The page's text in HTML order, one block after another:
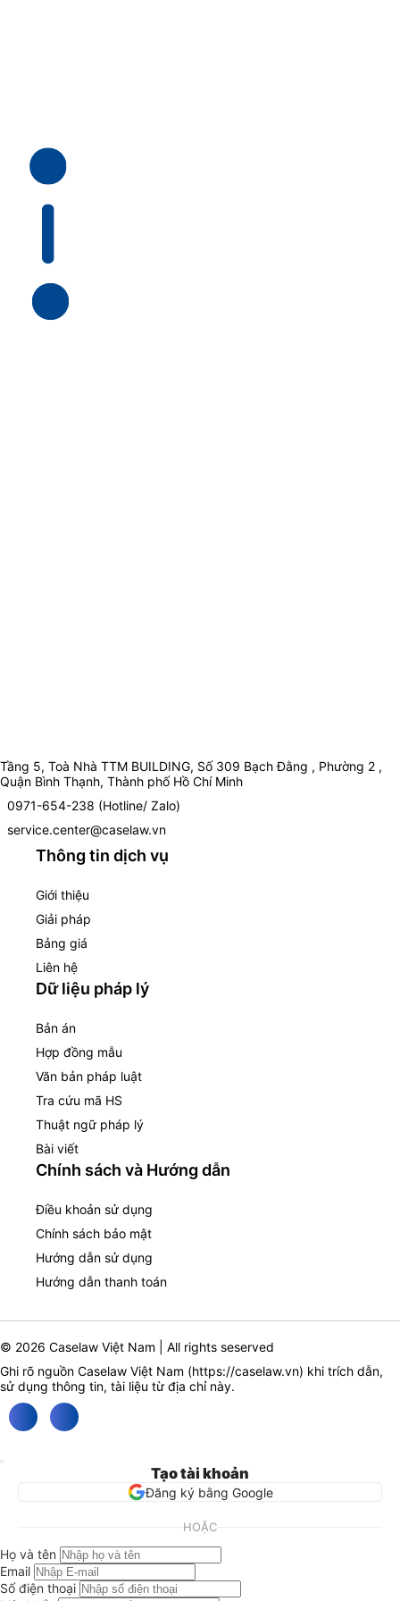
Tầng 5, Toà Nhà TTM BUILDING, Số 309 Bạch Đằng , Phường 2 ,
Quận Bình Thạnh, Thành phố Hồ Chí Minh
0971-654-238 (Hotline/ Zalo)
service.center@caselaw.vn
Thông tin dịch vụ
Giới thiệu
Giải pháp
Bảng giá
Liên hệ
Dữ liệu pháp lý
Bản án
Hợp đồng mẫu
Văn bản pháp luật
Tra cứu mã HS
Thuật ngữ pháp lý
Bài viết
Chính sách và Hướng dẫn
Điều khoản sử dụng
Chính sách bảo mật
Hướng dẫn sử dụng
Hướng dẫn thanh toán
© 2026 Caselaw Việt Nam | All rights seserved
Ghi rõ nguồn Caselaw Việt Nam (https://caselaw.vn) khi trích dẫn,
sử dụng thông tin, tài liệu từ địa chỉ này.
Tạo tài khoản
Đăng ký bằng Google
HOẶC
Họ và tên
Email
Số điện thoại